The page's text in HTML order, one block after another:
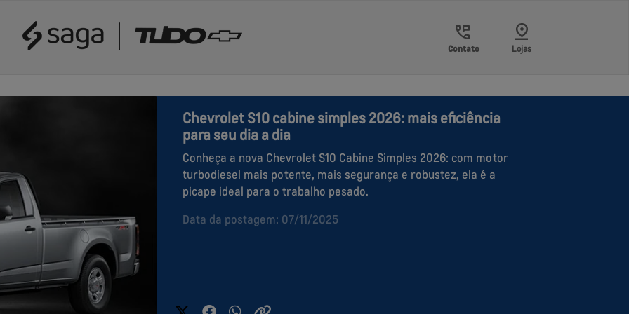
Contato Lojas
Chevrolet S10 cabine simples 2026: mais eficiência
para seu dia a dia
Conheça a nova Chevrolet S10 Cabine Simples 2026: com motor
turbodiesel mais potente, mais segurança e robustez, ela é a
picape ideal para o trabalho pesado.
Data da postagem: 07/11/2025